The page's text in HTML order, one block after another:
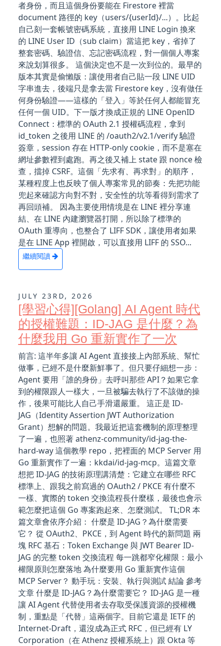
者身份，而且這個身份要能在 Firestore 裡當
document 路徑的 key（users/{userId}/...）。比起
自己刻一套帳號密碼系統，直接用 LINE Login 換來
的 LINE User ID（sub claim）當這把 key，省掉了
整套密碼、驗證信、忘記密碼流程，對一個個人專案
來說划算很多。 這個決定也不是一次到位的。最早的
版本其實是偷懶版：讓使用者自己貼一段 LINE UID
字串進去，後端只是拿去當 Firestore key，沒有做任
何身份驗證——這樣的「登入」等於任何人都能冒充
任何一個 UID。下一版才換成正規的 LINE OpenID
Connect：標準的 OAuth 2.1 授權碼流程，拿到
id_token 之後用 LINE 的 /oauth2/v2.1/verify 驗證
簽章，session 存在 HTTP-only cookie，而不是塞在
網址參數裡到處跑。再之後又補上 state 跟 nonce 檢
查，擋掉 CSRF。這個「先求有、再求對」的順序，
某種程度上也反映了個人專案常見的節奏：先把功能
兜起來確認方向對不對，安全性的坑等看得到需求了
再回頭補。 因為主要使用情境是在 LINE 裡分享連
結、在 LINE 內建瀏覽器打開，所以除了標準的
OAuth 重導向，也整合了 LIFF SDK，讓使用者如果
是在 LINE App 裡開啟，可以直接用 LIFF 的 SSO...
繼續閱讀
JULY 23RD, 2026
[學習心得][Golang] AI Agent 時代
的授權難題：ID-JAG 是什麼？為
什麼我用 Go 重新實作了一次
前言: 這半年多讓 AI Agent 直接接上內部系統、幫忙
做事，已經不是什麼新鮮事了。但只要仔細想一步：
Agent 要用「誰的身份」去呼叫那些 API？如果它拿
到的權限跟人一樣大，一旦被騙去執行了不該做的操
作，後果可能比人自己手滑還嚴重。 這正是 ID-
JAG（Identity Assertion JWT Authorization
Grant）想解的問題。我最近把這套機制的原理整理
了一遍，也照著 athenz-community/id-jag-the-
hard-way 這個教學 repo，把裡面的 MCP Server 用
Go 重新實作了一遍：kkdai/id-jag-mcp。這篇文章
想把 ID-JAG 的技術原理講清楚：它建立在哪些 RFC
標準上、跟我之前寫過的 OAuth2 / PKCE 有什麼不
一樣、實際的 token 交換流程長什麼樣，最後也會示
範怎麼把這個 Go 專案跑起來、怎麼測試。 TL;DR 本
篇文章會依序介紹： 什麼是 ID-JAG？為什麼需要
它？ 從 OAuth2、PKCE，到 Agent 時代的新問題 兩
塊 RFC 基石：Token Exchange 與 JWT Bearer ID-
JAG 的完整 token 交換流程 每一跳都窄化權限：最小
權限原則怎麼落地 為什麼要用 Go 重新實作這個
MCP Server？ 動手玩：安裝、執行與測試 結論 參考
文章 什麼是 ID-JAG？為什麼需要它？ ID-JAG 是一種
讓 AI Agent 代替使用者去存取受保護資源的授權機
制，重點是「代替」這兩個字。目前它還是 IETF 的
Internet-Draft，還沒成為正式 RFC，但已經有 LY
Corporation（在 Athenz 授權系統上）跟 Okta 等